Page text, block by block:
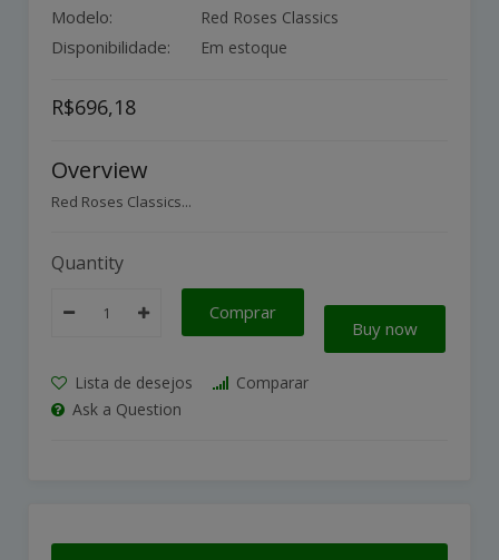
Modelo: Red Roses Classics
Disponibilidade: Em estoque
R$696,18
Overview
Red Roses Classics...
Quantity
Comprar
Buy now
Lista de desejos
Comparar
Ask a Question